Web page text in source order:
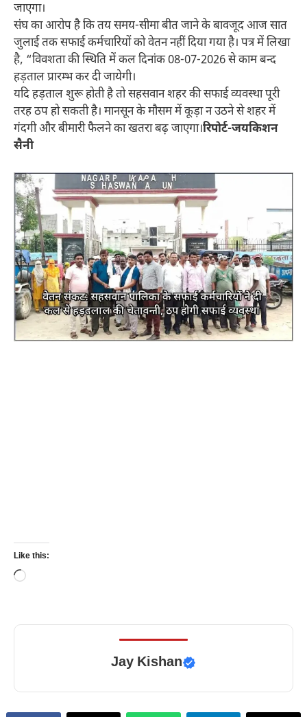
जाएगा।
संघ का आरोप है कि तय समय-सीमा बीत जाने के बावजूद आज सात
जुलाई तक सफाई कर्मचारियों को वेतन नहीं दिया गया है। पत्र में लिखा
है, “विवशता की स्थिति में कल दिनांक 08-07-2026 से काम बन्द
हड़ताल प्रारम्भ कर दी जायेगी।
यदि हड़ताल शुरू होती है तो सहसवान शहर की सफाई व्यवस्था पूरी
तरह ठप हो सकती है। मानसून के मौसम में कूड़ा न उठने से शहर में
गंदगी और बीमारी फैलने का खतरा बढ़ जाएगा।रिपोर्ट-जयकिशन
सैनी
Like this:
Loading…
Jay Kishan